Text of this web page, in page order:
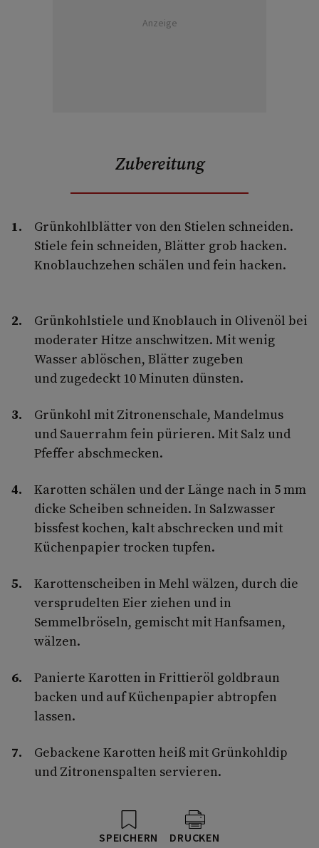
Anzeige
Zubereitung
Grünkohlblätter von den Stielen schneiden.
Stiele fein schneiden, Blätter grob hacken.
Knoblauchzehen schälen und fein hacken.
Grünkohlstiele und Knoblauch in Olivenöl bei
moderater Hitze anschwitzen. Mit wenig
Wasser ablöschen, Blätter zugeben
und zugedeckt 10 Minuten dünsten.
Grünkohl mit Zitronenschale, Mandelmus
und Sauerrahm fein pürieren. Mit Salz und
Pfeffer abschmecken.
Karotten schälen und der Länge nach in 5 mm
dicke Scheiben schneiden. In Salzwasser
bissfest kochen, kalt abschrecken und mit
Küchenpapier trocken tupfen.
Karottenscheiben in Mehl wälzen, durch die
versprudelten Eier ziehen und in
Semmelbröseln, gemischt mit Hanfsamen,
wälzen.
Panierte Karotten in Frittieröl goldbraun
backen und auf Küchenpapier abtropfen
lassen.
Gebackene Karotten heiß mit Grünkohldip
und Zitronenspalten servieren.
SPEICHERN DRUCKEN